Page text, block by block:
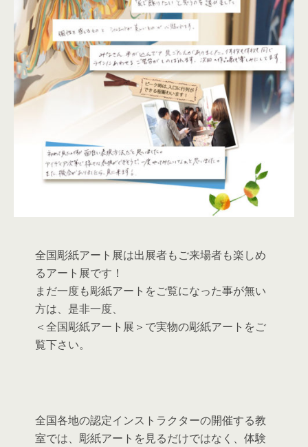
全国彫紙アート展は出展者もご来場者も楽しめ
るアート展です！
まだ一度も彫紙アートをご覧になった事が無い
方は、是非一度、
＜全国彫紙アート展＞で実物の彫紙アートをご
覧下さい。
全国各地の認定インストラクターの開催する教
室では、彫紙アートを見るだけではなく、体験